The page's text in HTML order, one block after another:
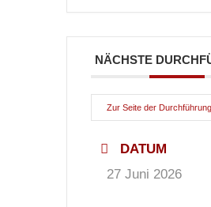
NÄCHSTE
Zur Seite der
DATUM
27 Juni 2026